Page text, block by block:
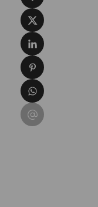
Condividi su X
Condividi su
Condividi su
Condividi su
Condividi su